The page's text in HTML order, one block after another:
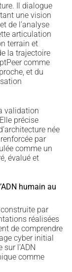
Il dialogue
une vision
de l’analyse
articulation
terrain et
la trajectoire
comme
et du
validation
précise
née
par
comme un
évalué et
humain au
construite par
réalisées
de comprendre
cyber initial
l’ADN
comme